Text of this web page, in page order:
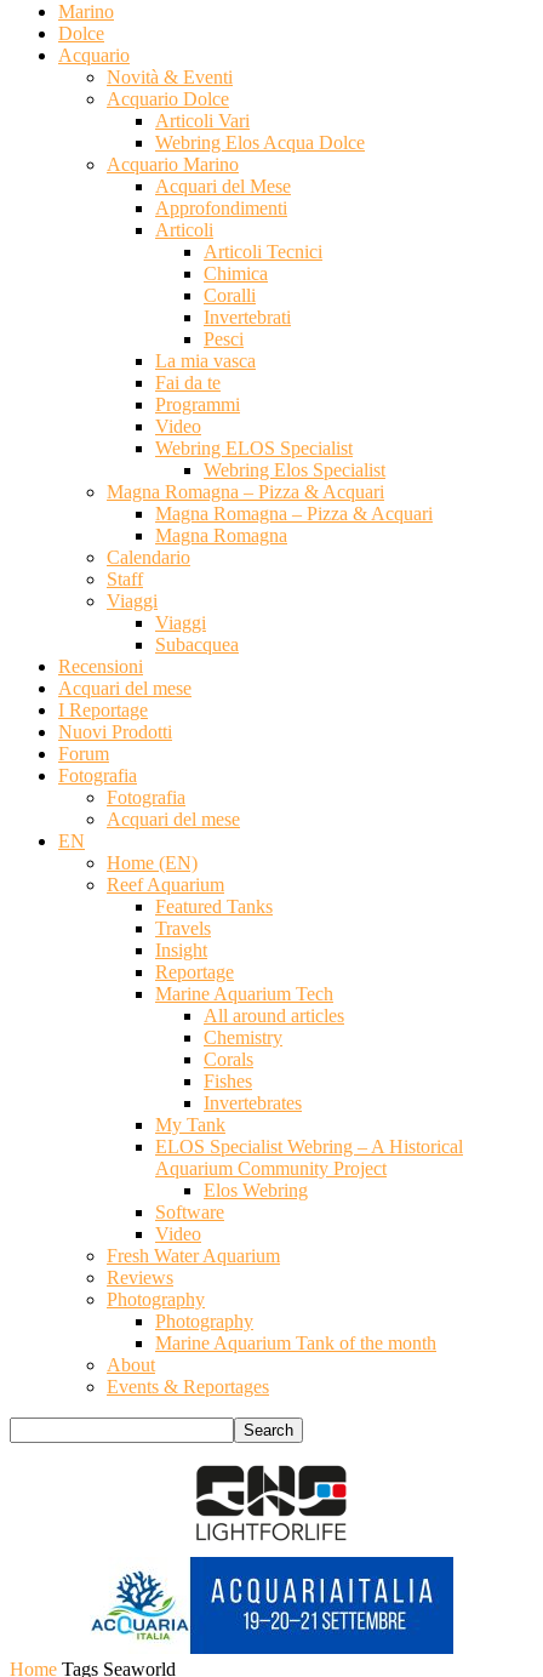
Marino
Dolce
Acquario
Novità & Eventi
Acquario Dolce
Articoli Vari
Webring Elos Acqua Dolce
Acquario Marino
Acquari del Mese
Approfondimenti
Articoli
Articoli Tecnici
Chimica
Coralli
Invertebrati
Pesci
La mia vasca
Fai da te
Programmi
Video
Webring ELOS Specialist
Webring Elos Specialist
Magna Romagna – Pizza & Acquari
Magna Romagna – Pizza & Acquari
Magna Romagna
Calendario
Staff
Viaggi
Viaggi
Subacquea
Recensioni
Acquari del mese
I Reportage
Nuovi Prodotti
Forum
Fotografia
Fotografia
Acquari del mese
EN
Home (EN)
Reef Aquarium
Featured Tanks
Travels
Insight
Reportage
Marine Aquarium Tech
All around articles
Chemistry
Corals
Fishes
Invertebrates
My Tank
ELOS Specialist Webring – A Historical
Aquarium Community Project
Elos Webring
Software
Video
Fresh Water Aquarium
Reviews
Photography
Photography
Marine Aquarium Tank of the month
About
Events & Reportages
Home Tags Seaworld